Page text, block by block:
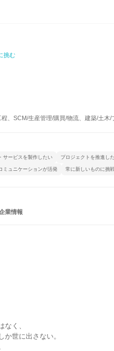
挑む
、SCM/生産管理/購買/物流、建築/土木/
サービスを製作したい プロジェクトを推進し
ミュニケーションが活発 常に新しいものに挑
業情報
く、
世に出さない。